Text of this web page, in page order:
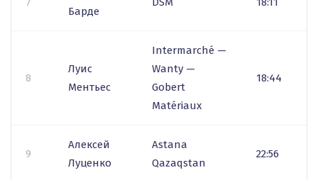
Барде
8
Луис
Ментьес
Intermarché —
Wanty —
Gobert
Matériaux
18:44
9
Алексей
Луценко
Astana
Qazaqstan
22:56